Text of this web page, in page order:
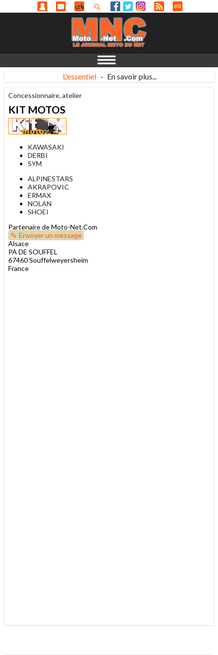
L'essentiel - En savoir plus...
Concessionnaire, atelier
KIT MOTOS
KAWASAKI
DERBI
SYM
ALPINESTARS
AKRAPOVIC
ERMAX
NOLAN
SHOEI
Partenaire de Moto-Net.Com
Envoyer un message
Alsace
PA DE SOUFFEL
67460 Souffelweyersheim
France